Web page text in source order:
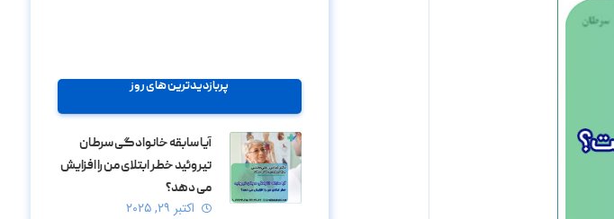
پربازدیدترین های روز
آیا سابقه خانوادگی سرطان
تیروئید خطر ابتلای من را افزایش
می‌ دهد؟
اکتبر ۲۹, ۲۰۲۵